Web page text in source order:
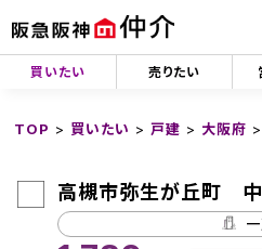
買いたい 売りたい
TOP > 買いたい >戸建 > 大阪府 >
高槻市弥生が丘町